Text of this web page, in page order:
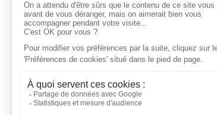
Gare ta Bécane
À propos
Comment ça marche ?
Je suis propriétaire
Blog